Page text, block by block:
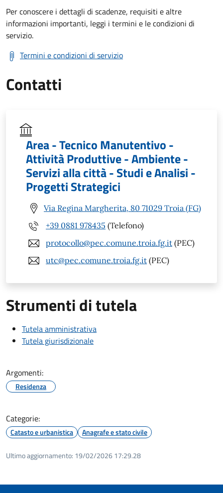
Per conoscere i dettagli di scadenze, requisiti e altre
informazioni importanti, leggi i termini e le condizioni di
servizio.
Termini e condizioni di servizio
Contatti
Area - Tecnico Manutentivo -
Attività Produttive - Ambiente -
Servizi alla città - Studi e Analisi -
Progetti Strategici
Via Regina Margherita, 80 71029 Troia (FG)
+39 0881 978435 (Telefono)
protocollo@pec.comune.troia.fg.it (PEC)
utc@pec.comune.troia.fg.it (PEC)
Strumenti di tutela
Tutela amministrativa
Tutela giurisdizionale
Argomenti:
Residenza
Categorie:
Catasto e urbanistica Anagrafe e stato civile
Ultimo aggiornamento: 19/02/2026 17:29.28